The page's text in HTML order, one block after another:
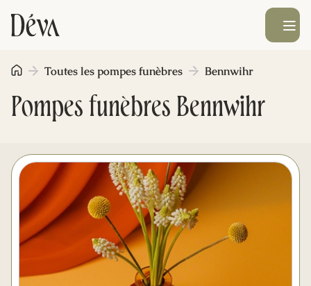
Obsèques
Prévoyance
Monument funéraire
Livraison de fleurs
Blog
Ouvrir le
Pompes funèbres Bennwihr
Toutes les pompes funèbres Bennwihr